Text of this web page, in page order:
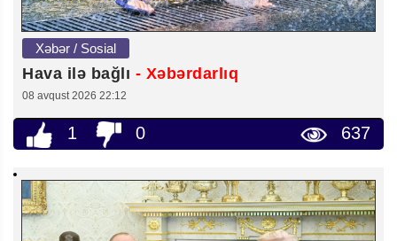
Xəbər / Sosial
Hava ilə bağlı - Xəbərdarlıq
08 avqust 2026 22:12
1 0 637